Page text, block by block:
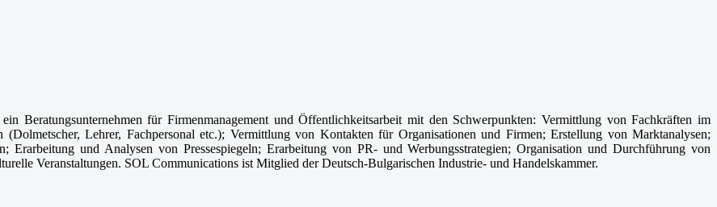
Beratungsunternehmen für Firmenmanagement und Öffentlichkeitsarbeit mit den Schwerpunkten: Vermittlung von Fachkräften im
(Dolmetscher, Lehrer, Fachpersonal etc.); Vermittlung von Kontakten für Organisationen und Firmen; Erstellung von Marktanalysen;
Erarbeitung und Analysen von Pressespiegeln; Erarbeitung von PR- und Werbungsstrategien; Organisation und Durchführung von
Veranstaltungen. SOL Communications ist Mitglied der Deutsch-Bulgarischen Industrie- und Handelskammer.